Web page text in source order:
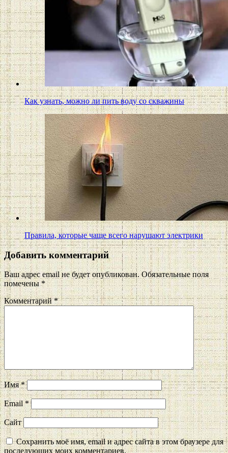
Как узнать, можно ли пить воду со скважины
Правила, которые чаще всего нарушают электрики
Добавить комментарий
Ваш адрес email не будет опубликован. Обязательные поля
помечены*
Комментарий*
Имя*
Email*
Сайт
Сохранить моё имя, email и адрес сайта в этом браузере для
последующих моих комментариев.